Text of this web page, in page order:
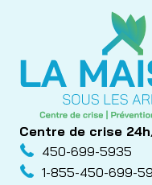
Centre de crise
450-699-5935
1-855-450-699-